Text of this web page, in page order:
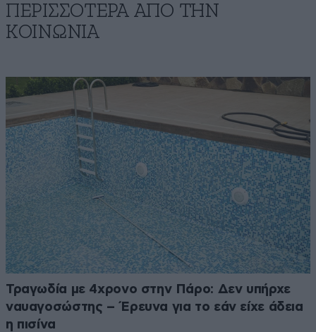
ΠΕΡΙΣΣΟΤΕΡΑ ΑΠΟ ΤΗΝ
ΚΟΙΝΩΝΙΑ
Τραγωδία με 4χρονο στην Πάρο: Δεν υπήρχε
ναυαγοσώστης – Έρευνα για το εάν είχε άδεια
η πισίνα